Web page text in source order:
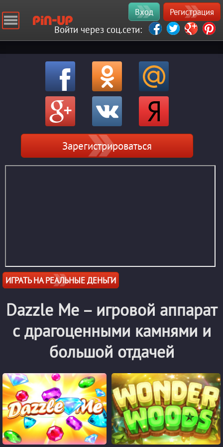
Вход Регистрация
Войти через соц.сети:
Зарегистрироваться
ИГРАТЬ НА РЕАЛЬНЫЕ ДЕНЬГИ
Dazzle Me – игровой аппарат
с драгоценными камнями и
большой отдачей